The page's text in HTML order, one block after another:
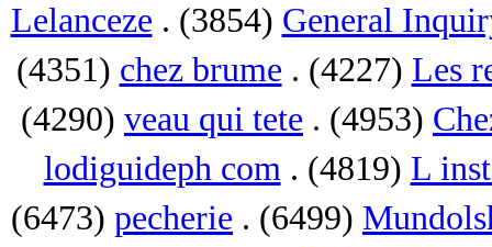
Lelanceze . (3854) General
(4351) chez brume . (4227) Les
(4290) veau qui tete . (4953)
lodiguideph com. (4819) L
(6473) pecherie . (6499)